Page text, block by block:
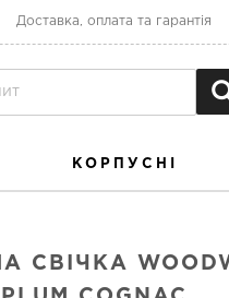
Доставка, оплата та гарантія
КОРПУСНІ
СВІЧКА